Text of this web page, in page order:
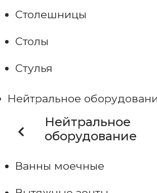
Столешницы
Столы
Стулья
Нейтральное
Нейтральное
оборудование
Ванны моечные